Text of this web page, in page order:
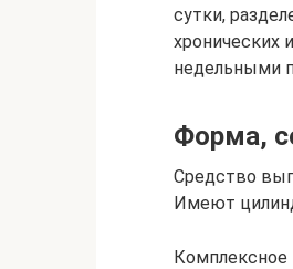
сутки,
хронических
недельными
Форма,
Средство
Имеют
Комплексное